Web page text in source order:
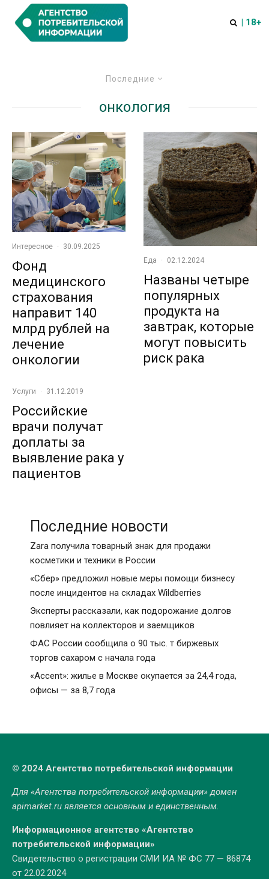
| 18+
Последние
онкология
Интересное · 30.09.2025
Фонд
медицинского
страхования
направит 140
млрд рублей на
лечение
онкологии
Услуги · 31.12.2019
Российские
врачи получат
доплаты за
выявление рака у
пациентов
Еда · 02.12.2024
Названы четыре
популярных
продукта на
завтрак, которые
могут повысить
риск рака
Последние новости
Zara получила товарный знак для продажи
косметики и техники в России
«Сбер» предложил новые меры помощи бизнесу
после инцидентов на складах Wildberries
Эксперты рассказали, как подорожание долгов
повлияет на коллекторов и заемщиков
ФАС России сообщила о 90 тыс. т биржевых
торгов сахаром с начала года
«Accent»: жилье в Москве окупается за 24,4 года,
офисы — за 8,7 года
© 2024 Агентство потребительской информации
Для «Агентства потребительской информации» домен
apimarket.ruявляется основным и единственным.
Информационное агентство «Агентство
потребительской информации»
Свидетельство о регистрации СМИ ИА № ФС 77 — 86874
от 22.02.2024